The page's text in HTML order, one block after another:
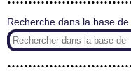
Recherche dans la base